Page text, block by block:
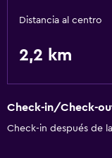
Distancia al centro
2,2 km
Check-in/Check-
Check-in después de